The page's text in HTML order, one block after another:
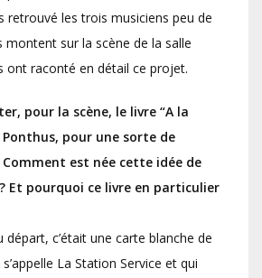
retrouvé les trois musiciens peu de
montent sur la scène de la salle
ont raconté en détail ce projet.
pour la scène, le livre “A la
Ponthus, pour une sorte de
est née cette idée de
Et pourquoi ce livre en particulier
départ, c’était une carte blanche de
La Station Service et qui